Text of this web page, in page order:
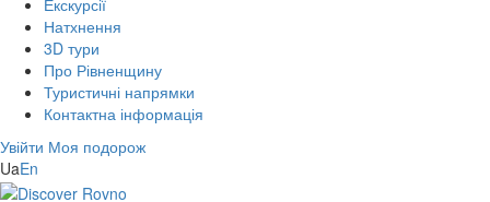
Екскурсії
Натхнення
3D тури
Про Рівненщину
Туристичні напрямки
Контактна інформація
Увійти Моя подорож
UaEn